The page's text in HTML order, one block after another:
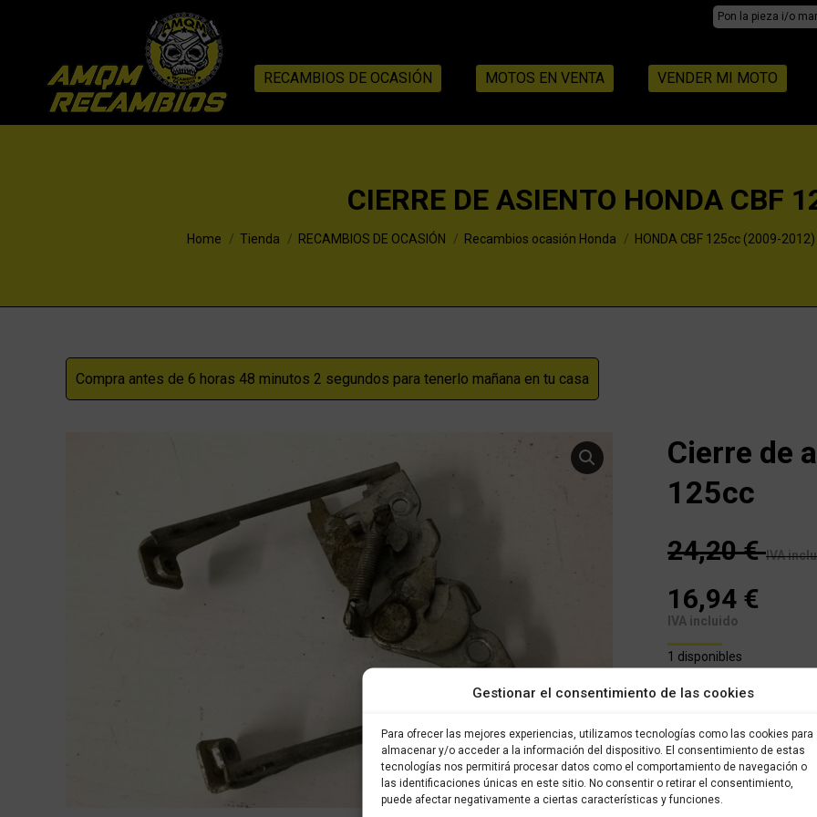
Gestionar el consentimiento de las cookies
Para ofrecer las mejores experiencias, utilizamos tecnologías como las cookies para
almacenar y/o acceder a la información del dispositivo. El consentimiento de estas
tecnologías nos permitirá procesar datos como el comportamiento de navegación o
las identificaciones únicas en este sitio. No consentir o retirar el consentimiento,
puede afectar negativamente a ciertas características y funciones.
Search:
RECAMBIOS DE OCASIÓN MOTOS EN VENTA VENDER MI MOTO
CIERRE DE ASIENTO HONDA CBF
You are here:
Home Tienda RECAMBIOS DE OCASIÓN Recambios ocasión Honda HONDA CBF 125cc (2009-2012)
Compra antes de 6 horas 48 minutos 1 segundo para tenerlo mañana en tu casa
Cierre de
125cc
24,20€ IVA
16,94 €
IVA incluido
1 disponibles
Este es un recambio
almacenado en nuestro
brevedad posible. Todos
sido verificados y
con garantía.